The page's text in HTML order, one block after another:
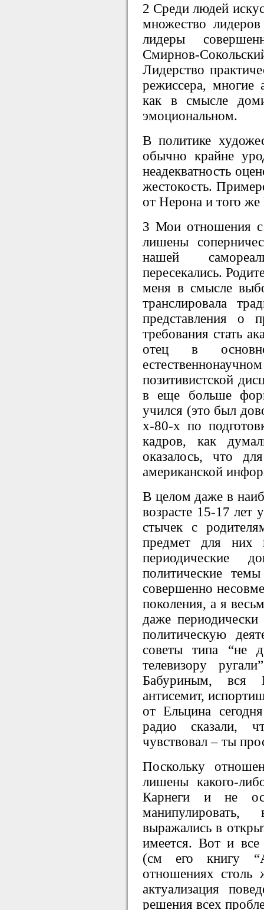
2 Среди людей
множество
лидеры
Смирнов-
Лидерство
режиссера, многие
как в смысле
эмоциональном.
В политике
обычно крайне
неадекватность
жестокость.
от Нерона и того же
3 Мои отношения с
лишены
нашей
пересекались.
меня в смысле
транслировала
представления о
требования стать
отец в
позитивистской
в еще больше
учился (это был
х-80-х по
кадров, как
оказалось, что
американской
В целом даже в
возрасте 15-17
стычек с
предмет для них
периодические
политические
совершенно
поколения, а я
даже
политическую
советы типа “не
телевизору
Бабуриным, вся
антисемит,
от Ельцина
радио сказали,
чувствовал – ты
Поскольку
лишены какого-
Карнеги и не
выражались в
имеется. Вот и
(см его книгу
отношениях столь
актуализация
решения всех